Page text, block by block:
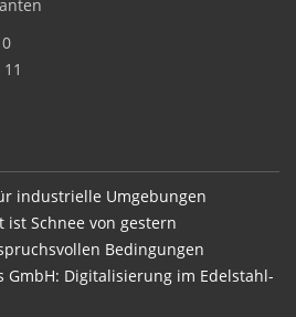
industrielle Umgebungen
ist Schnee von gestern
Bedingungen
GmbH: Digitalisierung im Edelstahl-